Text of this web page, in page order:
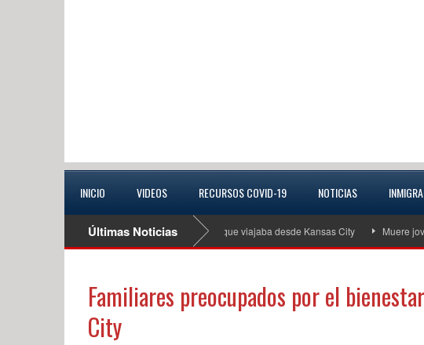
INICIO VIDEOS RECURSOS COVID-19 NOTICIAS
Últimas Noticias
buscan a conductora extraviada que viajaba desde Kansas City Muere joven de
Familiares preocupados por el
City